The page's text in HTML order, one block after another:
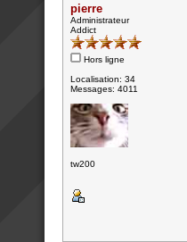
pierre
Administrateur
Addict
Hors ligne
Localisation: 34
Messages: 4011
tw200